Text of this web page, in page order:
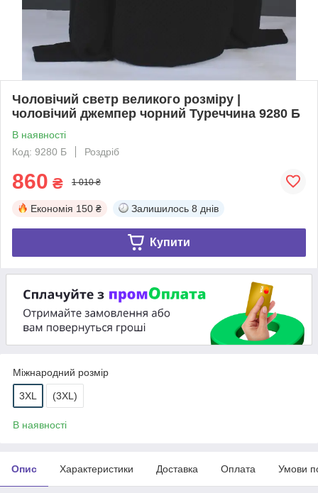
Чоловічий светр великого розміру |
чоловічий джемпер чорний Туреччина 9280 Б
В наявності
Код: 9280 Б
Роздріб
860 ₴ 1 010 ₴
Економія 150 ₴ Залишилось 8 днів
Купити
Міжнародний розмір
3XL (3XL)
В наявності
Опис Характеристики Доставка Оплата Умови